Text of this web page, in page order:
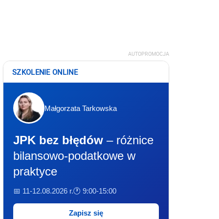
AUTOPROMOCJA
SZKOLENIE ONLINE
Małgorzata Tarkowska
JPK bez błędów – różnice
bilansowo-podatkowe w
praktyce
📅 11-12.08.2026 r.🕐 9:00-15:00
Zapisz się